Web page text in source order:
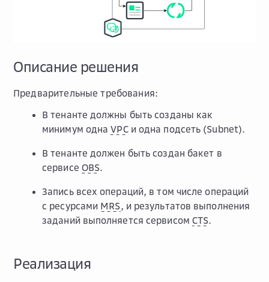
Описание решения
Предварительные требования:
В тенанте должны быть созданы как
минимум однаVPCи одна подсеть (Subnet).
В тенанте должен быть создан бакет в
сервисе OBS.
Запись всех операций, в том числе операций
с ресурсами MRS, и результатов выполнения
заданий выполняется сервисом CTS.
Реализация